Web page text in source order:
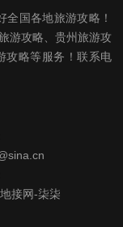
全国各地旅游攻略！
游攻略、贵州旅游攻
攻略等服务！联系电
接网-柒柒